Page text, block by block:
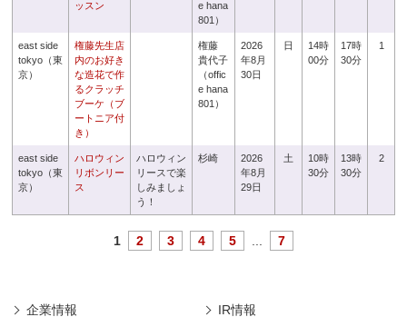
ッスン
e hana
801）
east side
tokyo（東
京）
権藤先生店
内のお好き
な造花で作
るクラッチ
ブーケ（ブ
ートニア付
き）
権藤
貴代子
（offic
e hana
801）
2026
年8月
30日
日
14時
00分
17時
30分
1
east side
tokyo（東
京）
ハロウィン
リボンリー
ス
ハロウィン
リースで楽
しみましょ
う！
杉崎
2026
年8月
29日
土
10時
30分
13時
30分
2
1 2 3 4 5 7
企業情報 IR情報